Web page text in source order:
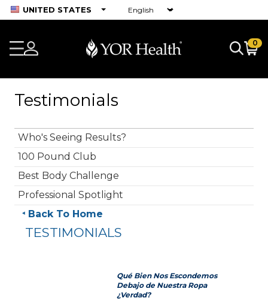
UNITED STATES
0
Testimonials
Who's Seeing Results?
100 Pound Club
Best Body Challenge
Professional Spotlight
Back To Home
TESTIMONIALS
Qué Bien Nos Escondemos
Debajo de Nuestra Ropa
¿Verdad?